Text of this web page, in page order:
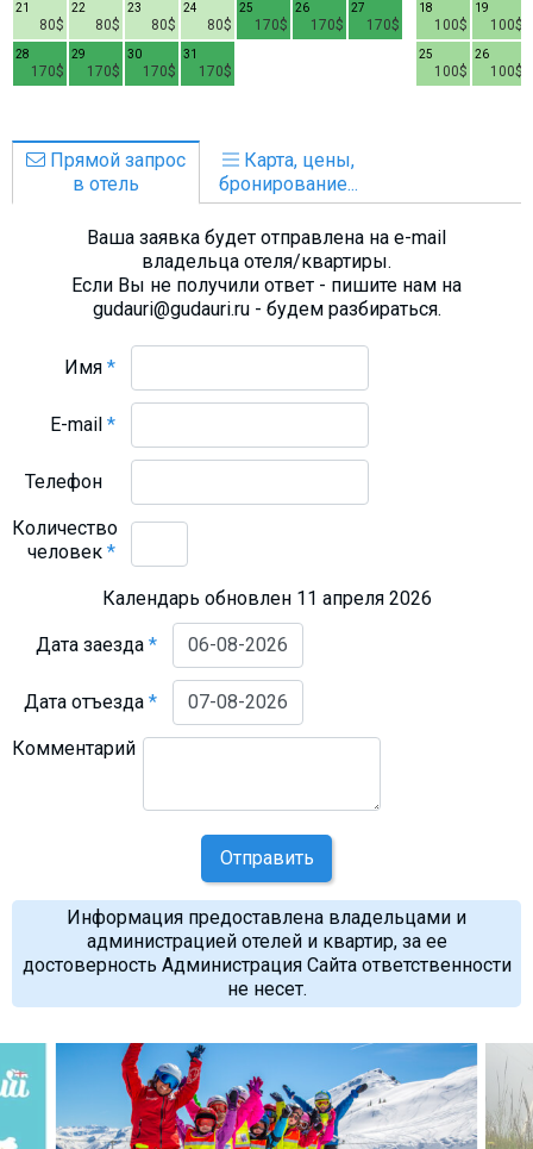
80$
21
80$
22
80$
23
80$
24
170$
25
170$
26
170$
27
170$
28
170$
29
170$
30
170$
31
100$
18
100$
19
100$
25
100$
26
Прямой запрос
в отель
Карта, цены,
бронирование...
Ваша заявка будет отправлена на e-mail
владельца отеля/квартиры.
Если Вы не получили ответ - пишите нам на
gudauri@gudauri.ru - будем разбираться.
Имя*
E-mail*
Телефон
Количество
человек*
Календарь обновлен 11 апреля 2026
Дата заезда*
Дата отъезда*
Комментарий
Отправить
Информация предоставлена владельцами и
администрацией отелей и квартир, за ее
достоверность Администрация Сайта ответственности
не несет.